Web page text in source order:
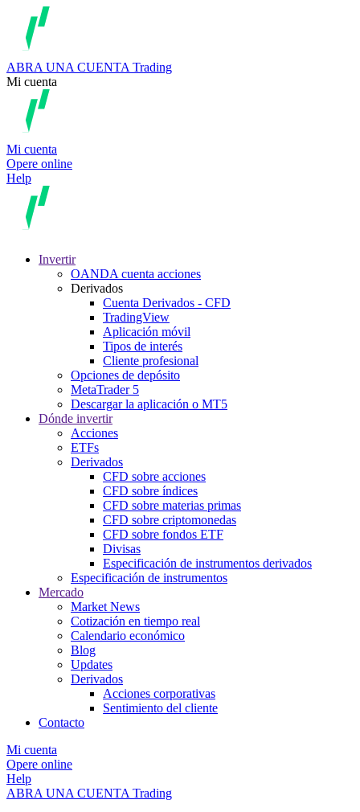
ABRA UNA CUENTA Trading
Mi cuenta
Mi cuenta
Opere online
Help
Invertir
OANDA cuenta acciones
Derivados
Cuenta Derivados - CFD
TradingView
Aplicación móvil
Tipos de interés
Cliente profesional
Opciones de depósito
MetaTrader 5
Descargar la aplicación o MT5
Dónde invertir
Acciones
ETFs
Derivados
CFD sobre acciones
CFD sobre índices
CFD sobre materias primas
CFD sobre criptomonedas
CFD sobre fondos ETF
Divisas
Especificación de instrumentos derivados
Especificación de instrumentos
Mercado
Market News
Cotización en tiempo real
Calendario económico
Blog
Updates
Derivados
Acciones corporativas
Sentimiento del cliente
Contacto
Mi cuenta
Opere online
Help
ABRA UNA CUENTA Trading